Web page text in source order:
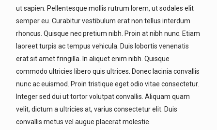
ut sapien. Pellentesque mollis rutrum lorem, ut sodales elit
semper eu. Curabitur vestibulum erat non tellus interdum
rhoncus. Quisque nec pretium nibh. Proin at nibh nunc. Etiam
laoreet turpis ac tempus vehicula. Duis lobortis venenatis
erat sit amet fringilla. In aliquet enim nibh. Quisque
commodo ultricies libero quis ultrices. Donec lacinia convallis
nunc ac euismod. Proin tristique eget odio vitae consectetur.
Integer sed dui ut tortor volutpat convallis. Aliquam quam
velit, dictum a ultricies at, varius consectetur elit. Duis
convallis metus vel augue placerat molestie.